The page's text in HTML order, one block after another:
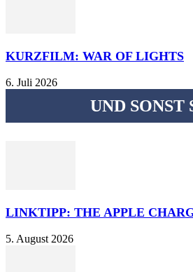
KURZFILM: WAR OF LIGHTS
6. Juli 2026
UND SONST
LINKTIPP: THE APPLE
5. August 2026